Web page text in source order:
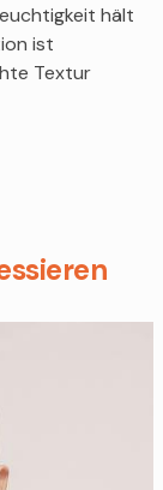
hält
ist
Textur